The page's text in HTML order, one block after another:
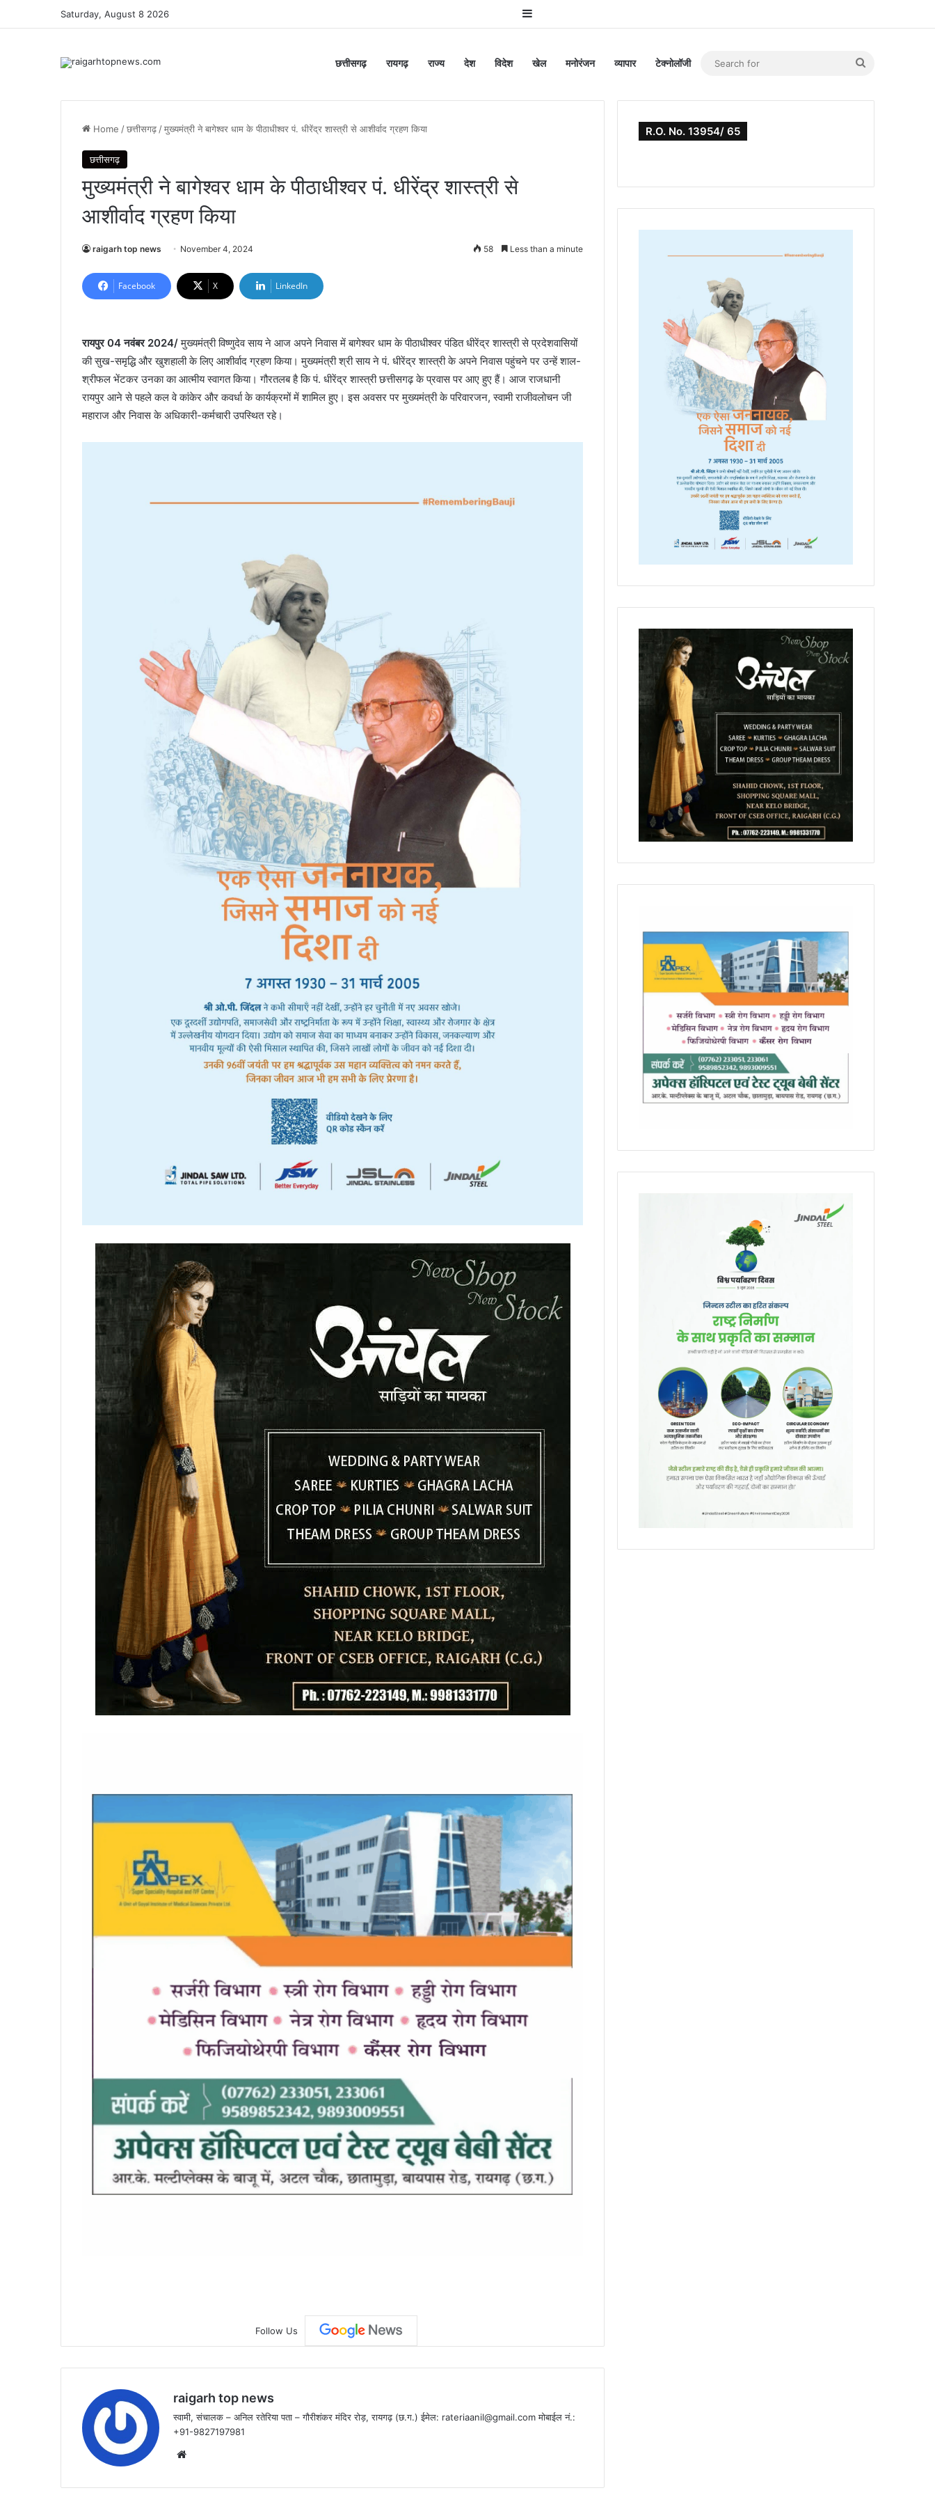
Saturday, August 8 2026 Sidebar
छत्तीसगढ़ रायगढ़ राज्य देश विदेश खेल मनोरंजन व्यापार टेक्नोलॉजी
Home /छत्तीसगढ़ /मुख्यमंत्री ने बागेश्वर धाम के पीठाधीश्वर पं. धीरेंद्र शास्त्री से आशीर्वाद ग्रहण किया
छत्तीसगढ़
मुख्यमंत्री ने बागेश्वर धाम के पीठाधीश्वर पं. धीरेंद्र शास्त्री से
आशीर्वाद ग्रहण किया
raigarh top news November 4, 2024 58 Less than a minute
Facebook X LinkedIn
रायपुर 04 नवंबर 2024/मुख्यमंत्री विष्णुदेव साय ने आज अपने निवास में बागेश्वर धाम के पीठाधीश्वर पंडित धीरेंद्र शास्त्री से प्रदेशवासियों
की सुख-समृद्धि और खुशहाली के लिए आशीर्वाद ग्रहण किया। मुख्यमंत्री श्री साय ने पं. धीरेंद्र शास्त्री के अपने निवास पहुंचने पर उन्हें शाल-
श्रीफल भेंटकर उनका का आत्मीय स्वागत किया। गौरतलब है कि पं. धीरेंद्र शास्त्री छत्तीसगढ़ के प्रवास पर आए हुए हैं। आज राजधानी
रायपुर आने से पहले कल वे कांकेर और कवर्धा के कार्यक्रमों में शामिल हुए। इस अवसर पर मुख्यमंत्री के परिवारजन, स्वामी राजीवलोचन जी
महाराज और निवास के अधिकारी-कर्मचारी उपस्थित रहे।
Follow Us
raigarh top news
स्वामी, संचालक – अनिल रतेरिया पता – गौरीशंकर मंदिर रोड़, रायगढ़ (छ.ग.) ईमेल: rateriaanil@gmail.comमोबाईल नं.:
+91-9827197981
R.O. No. 13954/ 65